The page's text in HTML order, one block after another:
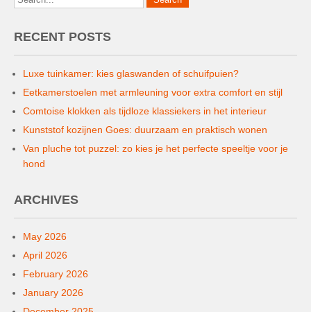
RECENT POSTS
Luxe tuinkamer: kies glaswanden of schuifpuien?
Eetkamerstoelen met armleuning voor extra comfort en stijl
Comtoise klokken als tijdloze klassiekers in het interieur
Kunststof kozijnen Goes: duurzaam en praktisch wonen
Van pluche tot puzzel: zo kies je het perfecte speeltje voor je
hond
ARCHIVES
May 2026
April 2026
February 2026
January 2026